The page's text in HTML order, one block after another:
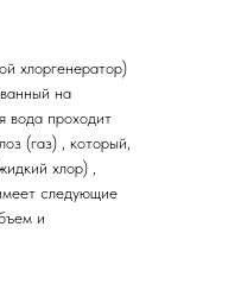
хлоргенератор)
на
вода проходит
(газ) , который,
хлор) ,
следующие
и